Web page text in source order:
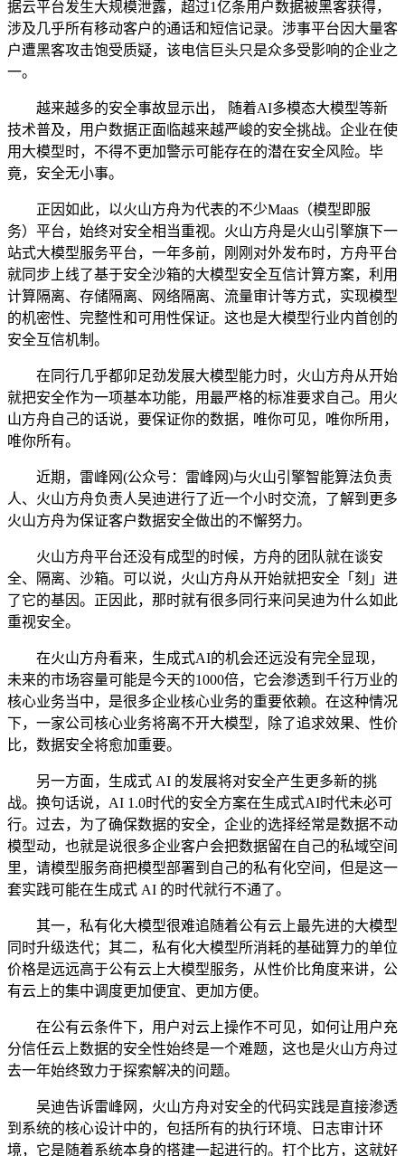
据云平台发生大规模泄露，超过1亿条用户数据被黑客获得，
涉及几乎所有移动客户的通话和短信记录。涉事平台因大量客
户遭黑客攻击饱受质疑，该电信巨头只是众多受影响的企业之
一。
越来越多的安全事故显示出， 随着AI多模态大模型等新
技术普及，用户数据正面临越来越严峻的安全挑战。企业在使
用大模型时，不得不更加警示可能存在的潜在安全风险。毕
竟，安全无小事。
正因如此，以火山方舟为代表的不少Maas（模型即服
务）平台，始终对安全相当重视。火山方舟是火山引擎旗下一
站式大模型服务平台，一年多前，刚刚对外发布时，方舟平台
就同步上线了基于安全沙箱的大模型安全互信计算方案，利用
计算隔离、存储隔离、网络隔离、流量审计等方式，实现模型
的机密性、完整性和可用性保证。这也是大模型行业内首创的
安全互信机制。
在同行几乎都卯足劲发展大模型能力时，火山方舟从开始
就把安全作为一项基本功能，用最严格的标准要求自己。用火
山方舟自己的话说，要保证你的数据，唯你可见，唯你所用，
唯你所有。
近期，雷峰网(公众号：雷峰网)与火山引擎智能算法负责
人、火山方舟负责人吴迪进行了近一个小时交流，了解到更多
火山方舟为保证客户数据安全做出的不懈努力。
火山方舟平台还没有成型的时候，方舟的团队就在谈安
全、隔离、沙箱。可以说，火山方舟从开始就把安全「刻」进
了它的基因。正因此，那时就有很多同行来问吴迪为什么如此
重视安全。
在火山方舟看来，生成式AI的机会还远没有完全显现，
未来的市场容量可能是今天的1000倍，它会渗透到千行万业的
核心业务当中，是很多企业核心业务的重要依赖。在这种情况
下，一家公司核心业务将离不开大模型，除了追求效果、性价
比，数据安全将愈加重要。
另一方面，生成式 AI 的发展将对安全产生更多新的挑
战。换句话说，AI 1.0时代的安全方案在生成式AI时代未必可
行。过去，为了确保数据的安全，企业的选择经常是数据不动
模型动，也就是说很多企业客户会把数据留在自己的私域空间
里，请模型服务商把模型部署到自己的私有化空间，但是这一
套实践可能在生成式 AI 的时代就行不通了。
其一，私有化大模型很难追随着公有云上最先进的大模型
同时升级迭代；其二，私有化大模型所消耗的基础算力的单位
价格是远远高于公有云上大模型服务，从性价比角度来讲，公
有云上的集中调度更加便宜、更加方便。
在公有云条件下，用户对云上操作不可见，如何让用户充
分信任云上数据的安全性始终是一个难题，这也是火山方舟过
去一年始终致力于探索解决的问题。
吴迪告诉雷峰网，火山方舟对安全的代码实践是直接渗透
到系统的核心设计中的，包括所有的执行环境、日志审计环
境，它是随着系统本身的搭建一起进行的。打个比方，这就好